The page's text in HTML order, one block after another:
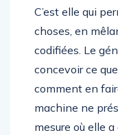
C’est elle qui
choses, en
codifiées. Le
concevoir ce
comment en
machine ne
mesure où elle